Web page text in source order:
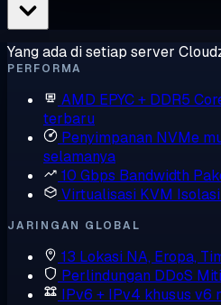
Yang ada di setiap server
PERFORMA
AMD EPYC + DDR5
terbaru
Penyimpanan NVMe
selamanya
10 Gbps Bandwidth
Virtualisasi KVM
JARINGAN GLOBAL
13 Lokasi NA, Eropa,
Perlindungan DDoS
IPv6 + IPv4 khusus v6